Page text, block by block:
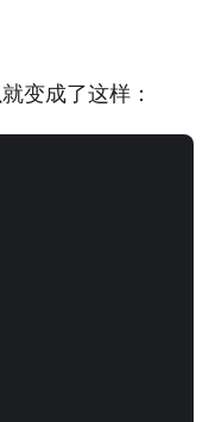
变成了这样：